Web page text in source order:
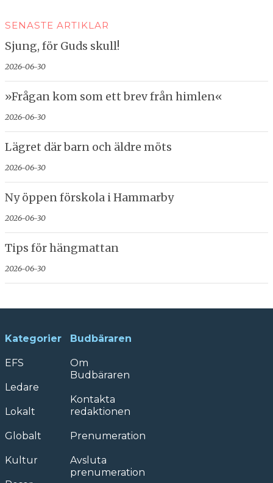
SENASTE ARTIKLAR
Sjung, för Guds skull!
2026-06-30
»Frågan kom som ett brev från himlen«
2026-06-30
Lägret där barn och äldre möts
2026-06-30
Ny öppen förskola i Hammarby
2026-06-30
Tips för hängmattan
2026-06-30
Kategorier
EFS
Ledare
Lokalt
Globalt
Kultur
Budbäraren
Om
Budbäraren
Kontakta
redaktionen
Prenumeration
Avsluta
prenumeration